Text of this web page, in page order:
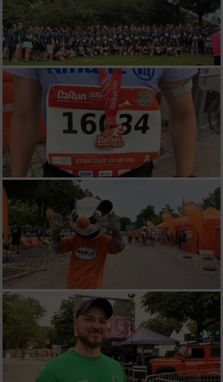
personalisierter Werbung
Erstellung von Profilen zur Personalisierung
von Inhalten
Verwendung von Profilen zur Auswahl
personalisierter Inhalte
Messung der Werbeleistung
Messung der Performance von Inhalten
Analyse von Zielgruppen durch Statistiken
oder Kombinationen von Daten aus
verschiedenen Quellen
Entwicklung und Verbesserung der Angebote
Verwendung reduzierter Daten zur Auswahl
von Inhalten
IAB-Besonderheiten:
Verwendung genauer Standortdaten
Geräte anhand von aktiv angeforderten
Informationen identifizieren
Nicht-IAB-Verarbeitungszwecke:
Notwendig
Performance